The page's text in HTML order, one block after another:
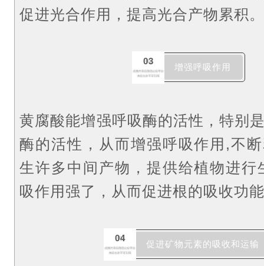
促进光合作用，提高光合产物累积
03
增强呼吸作用
黄腐酸能增强呼吸酶的活性，特别
酶的活性，从而增强呼吸作用,不
生许多中间产物，提供给植物进
吸作用强了，从而促进根的吸收功
04
促进矿物元素的吸收和运输